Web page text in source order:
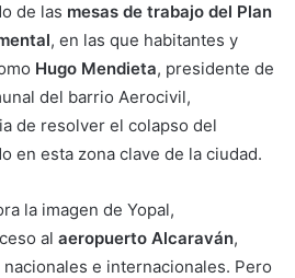
de las mesas de trabajo del Plan
, en las que habitantes y
Hugo Mendieta, presidente de
del barrio Aerocivil,
de resolver el colapso del
en esta zona clave de la ciudad.
la imagen de Yopal,
al aeropuerto Alcaraván,
e internacionales. Pero